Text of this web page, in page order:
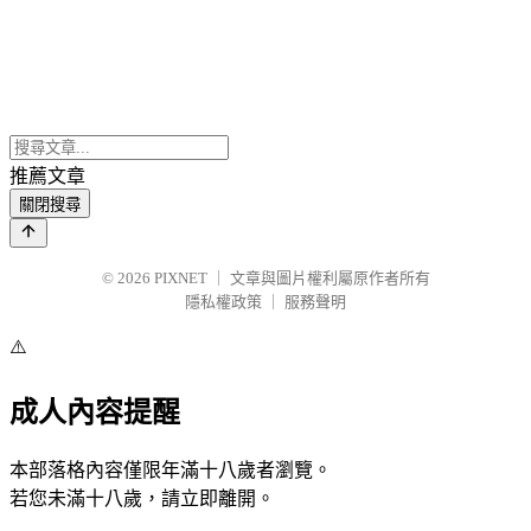
推薦文章
關閉搜尋
© 2026 PIXNET
文章與圖片權利屬原作者所有
隱私權政策
服務聲明
⚠️
成人內容提醒
本部落格內容僅限年滿十八歲者瀏覽。
若您未滿十八歲，請立即離開。